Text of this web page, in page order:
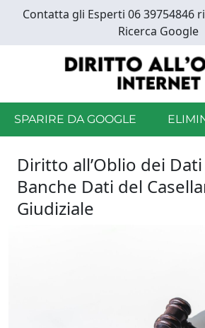
main
Contatta gli Esperti 06 39754846
Ricerca Google
SPARIRE DA GOOGLE
Diritto all’Oblio dei
Banche Dati del
Giudiziale